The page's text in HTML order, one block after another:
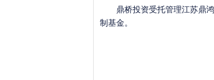
鼎桥投资受托管理江苏鼎鸿
制基金。